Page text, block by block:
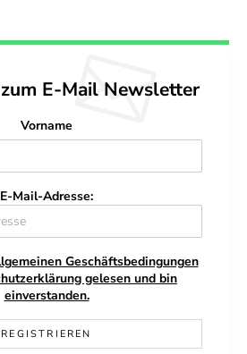
E-Mail Newsletter
Vorname
E-Mail-Adresse:
Geschäftsbedingungen
gelesen und bin
einverstanden.